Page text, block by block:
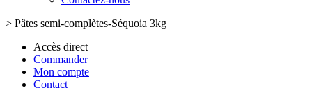
> Pâtes semi-complètes-Séquoia 3kg
Accès direct
Commander
Mon compte
Contact